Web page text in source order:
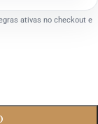
ativas no checkout e